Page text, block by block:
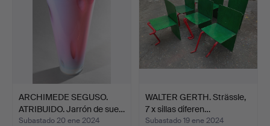
ARCHIMEDE SEGUSO.
ATRIBUIDO. Jarrón de sue…
Subastado 20 ene 2024
WALTER GERTH. Strässle,
7 x sillas diferen…
Subastado 19 ene 2024